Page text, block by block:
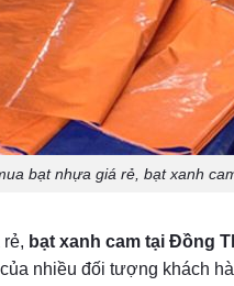
bạt nhựa giá rẻ, bạt xanh
bạt xanh cam tại Đồng
nhiều đối tượng khách